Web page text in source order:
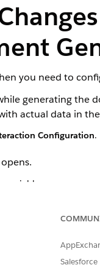
you need to
generating
actual data in
Configuration.
variable.
Salesforce